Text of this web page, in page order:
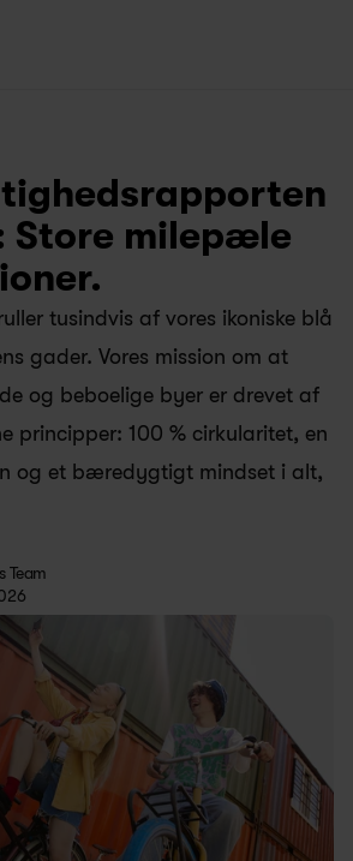
Store milepæle
tusindvis af vores ikoniske blå
gader. Vores mission om at
og beboelige byer er drevet af
principper: 100 % cirkularitet, en
og et bæredygtigt mindset i alt,
Team